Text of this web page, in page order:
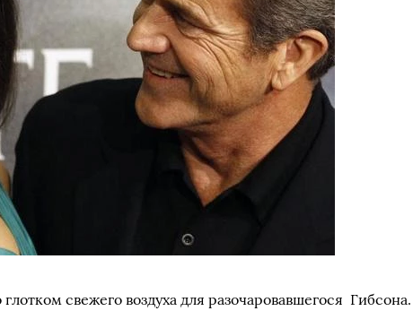
свежего воздуха для разочаровавшегося Гибсона.